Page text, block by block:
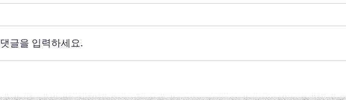
댓글을 입력하세요.